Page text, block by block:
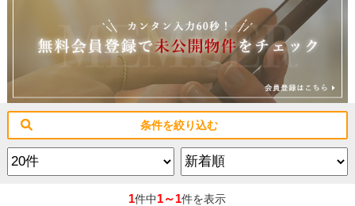
条件を絞り込む
1件中1～1件を表示